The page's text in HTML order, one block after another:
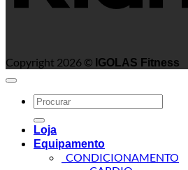
Copyright 2026 © IGOLAS Fitness
Search
for:
Loja
Equipamento
_CONDICIONAMENTO